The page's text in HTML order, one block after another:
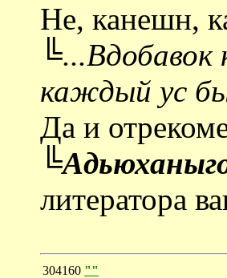
Не, канешн,
╚...Вдобавок
каждый ус
Да и
литератора
304160 ""